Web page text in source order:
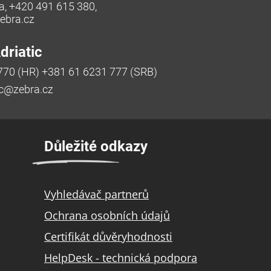
+420 491 615 380,
(HR) +381 61 6231 777 (SRB)
Důležité odkazy
Vyhledávač partnerů
Ochrana osobních údajů
Certifikát důvěryhodnosti
HelpDesk - technická podpora